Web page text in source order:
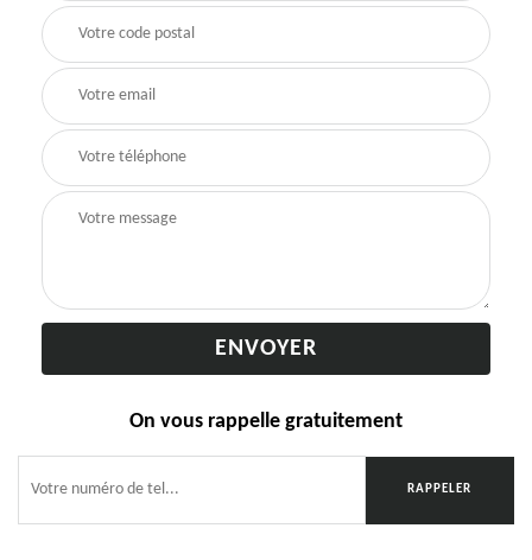
On vous rappelle gratuitement